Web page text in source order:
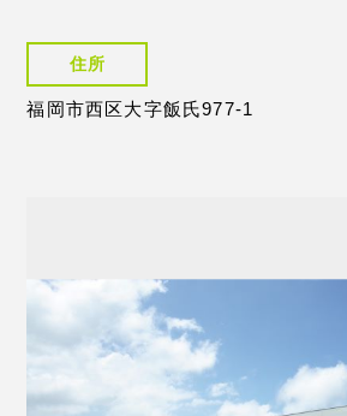
住所
福岡市西区大字飯氏977-1